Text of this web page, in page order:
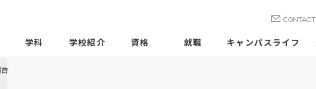
CONTACT
学科 学校紹介 資格 就職 キャンパスライフ